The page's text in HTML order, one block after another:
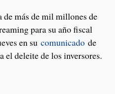
de más de mil millones de
para su año fiscal
en su comunicado de
el deleite de los inversores.